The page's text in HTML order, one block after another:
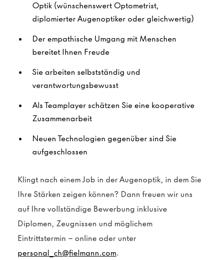
Optik (wünschenswert Optometrist,
diplomierter Augenoptiker oder gleichwertig)
Der empathische Umgang mit Menschen
bereitet Ihnen Freude
Sie arbeiten selbstständig und
verantwortungsbewusst
Als Teamplayer schätzen Sie eine kooperative
Zusammenarbeit
Neuen Technologien gegenüber sind Sie
aufgeschlossen
Klingt nach einem Job in der Augenoptik, in dem Sie
Ihre Stärken zeigen können? Dann freuen wir uns
auf Ihre vollständige Bewerbung inklusive
Diplomen, Zeugnissen und möglichem
Eintrittstermin – online oder unter
personal_ch@fielmann.com.